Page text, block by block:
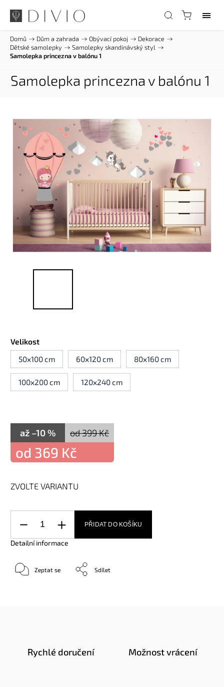
Domů / Dům a zahrada / Obývací pokoj / Dekorace /
Dětské samolepky / Samolepky skandinávský styl /
Samolepka princezna v balónu 1
Samolepka princezna v balónu 1
Velikost
50x100 cm
60x120 cm 80x160 cm
100x200 cm 120x240 cm
od 399 Kč
až –10 %
od 369 Kč
ZVOLTE VARIANTU
PŘIDAT DO KOŠÍKU
Detailní informace
Zeptat se Sdílet
Rychlé doručení Možnost vrácení